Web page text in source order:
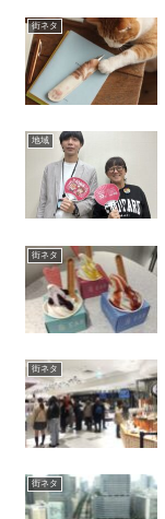
街ネタ
地域
街ネタ
街ネタ
街ネタ